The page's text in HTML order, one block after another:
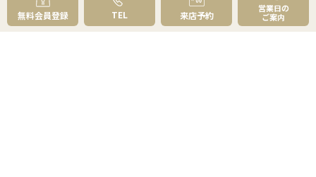
会社案内TOP
私たちについて
アクセス
無料会員登録 TEL 来店予約
営業日の
ご案内